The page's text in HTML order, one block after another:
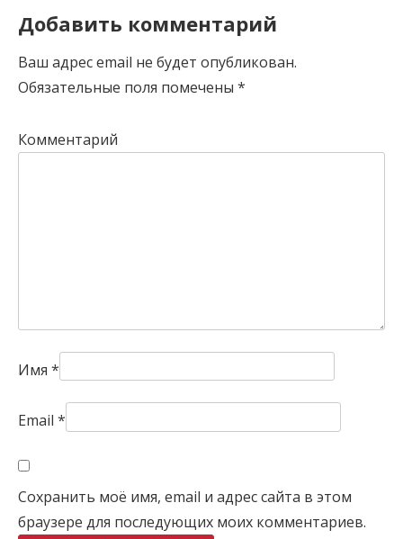
Добавить комментарий
Ваш адрес email не будет опубликован.
Обязательные поля помечены *
Комментарий
Имя *
Email *
Сохранить моё имя, email и адрес сайта в этом
браузере для последующих моих комментариев.